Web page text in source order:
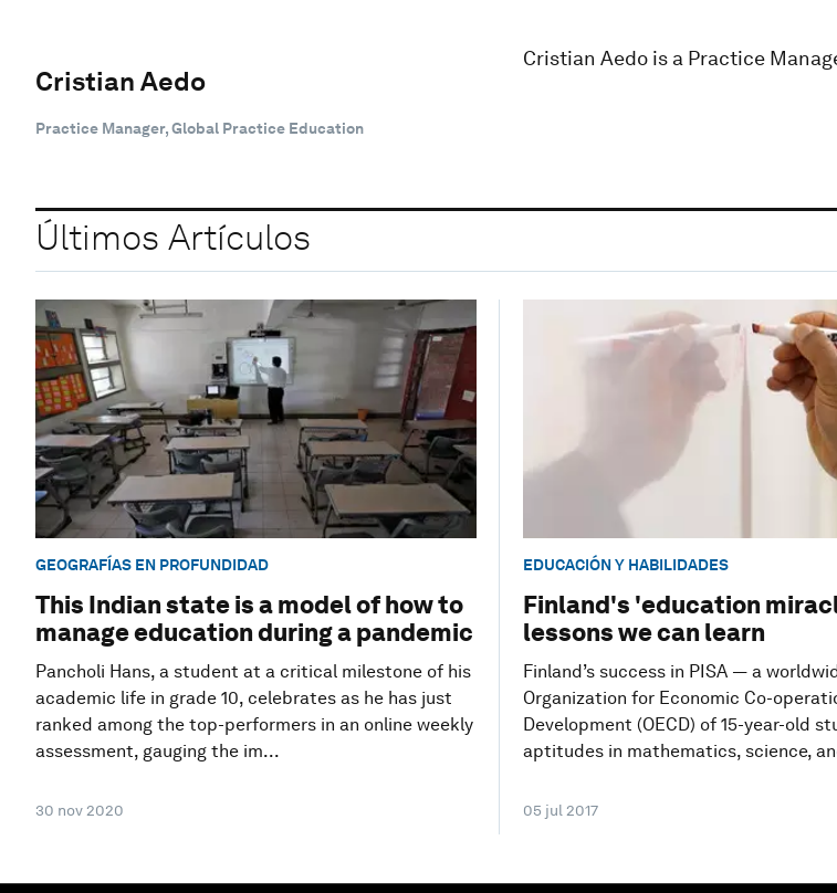
Cristian Aedo
Practice Manager, Global Practice Education
Cristian Aedo is a Practice
Últimos Artículos
GEOGRAFÍAS EN PROFUNDIDAD
This Indian state is a model of how to
manage education during a pandemic
Pancholi Hans, a student at a critical milestone of his
academic life in grade 10, celebrates as he has just
ranked among the top-performers in an online weekly
assessment, gauging the im...
30 nov 2020
EDUCACIÓN Y HABILIDADES
Finland's 'education
lessons we can learn
Finland’s success in PISA ― a
Organization for Economic Co-
Development (OECD) of 15-year-old
aptitudes in mathematics, science,
05 jul 2017